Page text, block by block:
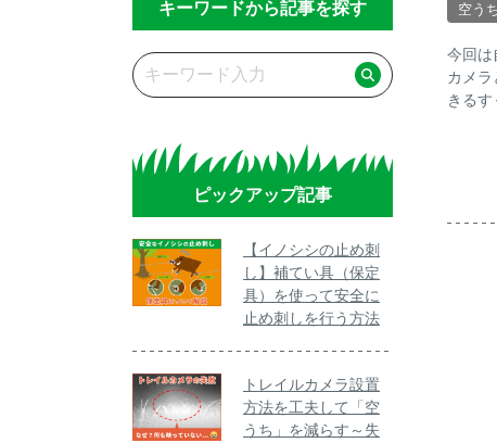
キーワードから記事を探す
ピックアップ記事
【イノシシの止め刺
し】補てい具（保定
具）を使って安全に
止め刺しを行う方法
トレイルカメラ設置
方法を工夫して「空
うち」を減らす～失
空う
今回は
カメ
きる